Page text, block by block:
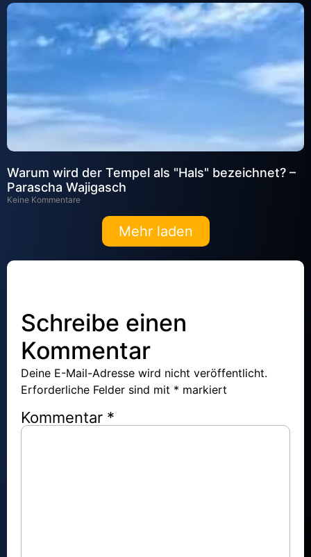
Warum wird der Tempel als "Hals" bezeichnet? –
Parascha Wajigasch
Keine Kommentare
Mehr laden
Schreibe einen
Kommentar
Deine E-Mail-Adresse wird nicht veröffentlicht.
Erforderliche Felder sind mit * markiert
Kommentar *